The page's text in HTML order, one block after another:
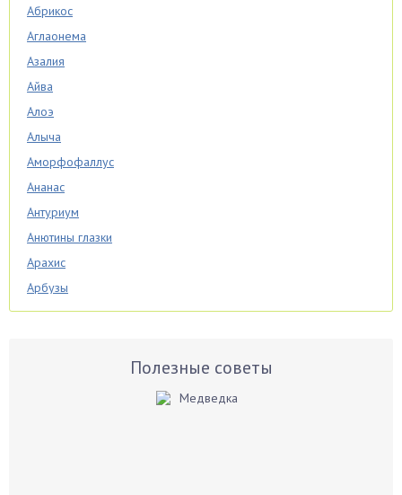
Абрикос
Аглаонема
Азалия
Айва
Алоэ
Алыча
Аморфофаллус
Ананас
Антуриум
Анютины глазки
Арахис
Арбузы
Аспарагус
Полезные советы